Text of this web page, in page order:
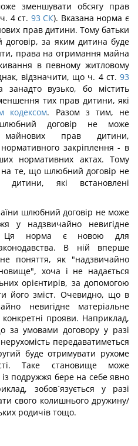
зменшувати обсягу прав
4 ст. 93 СК). Вказана норма є
прав дитини. Тому батьки
за яким дитина буде
права на отримання майна
в певному житловому
відзначити, що ч. 4 ст. 93
занадто вузько, бо містить
тих прав дитини, які
кодексом. Разом з тим, не
договір не може
майнових прав дитини,
закріплення - в
нормативних актах. Тому
на те, що шлюбний договір не
які встановлені
шлюбний договір не може
у надзвичайно невигідне
Ця норма є новою для
В ній вперше
поняття, як "надзвичайно
хоча і не надається
орієнтирів, за допомогою
його зміст. Очевидно, що в
невигідне матеріальне
прояви. Наприклад,
за умовами договору у разі
передаватиметься
буде отримувати рухоме
Таке становище може
подружжя бере на себе явно
зобов´язується у разі
свого колишнього дружину/
родичів тощо.